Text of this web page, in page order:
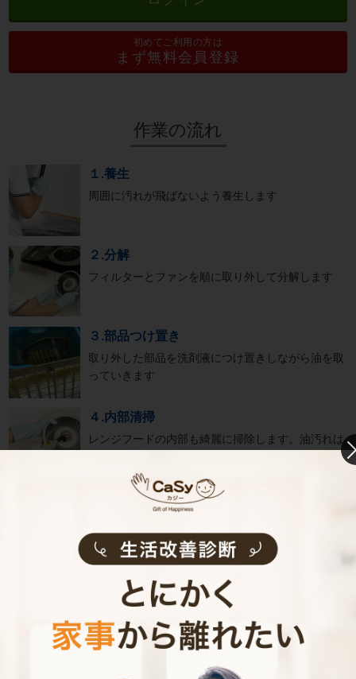
初めてご利用の方は
まず無料会員登録
作業の流れ
１.養生
周囲に汚れが飛ばないよう養生します
２.分解
フィルターとファンを順に取り外して分解します
３.部品つけ置き
取り外した部品を洗剤液につけ置きしながら油を取
っていきます
４.内部清掃
レンジフードの内部も綺麗に掃除します。油汚れは
５.仕上げ
おすすめ関連メニュー
換気ダクト